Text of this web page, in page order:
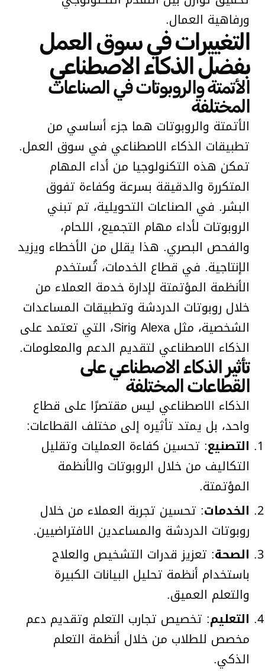
ورفاهية العمال.
التغييرات في سوق العمل
بفضل الذكاء الاصطناعي
الأتمتة والروبوتات في الصناعات
المختلفة
الأتمتة والروبوتات هما جزء أساسي من
تطبيقات الذكاء الاصطناعي في سوق العمل.
تمكن هذه التكنولوجيا من أداء المهام
المتكررة والدقيقة بسرعة وكفاءة تفوق
البشر. في الصناعات التحويلية، تم تبني
الروبوتات لأداء مهام التجميع، اللحام،
والفحص البصري. هذا يقلل من الأخطاء ويزيد
الإنتاجية. في قطاع الخدمات، تُستخدم
الأنظمة المؤتمتة لإدارة خدمة العملاء من
خلال روبوتات الدردشة وتطبيقات المساعدات
الشخصية، مثل Alexa وSiri، التي تعتمد على
الذكاء الاصطناعي لتقديم الدعم والمعلومات.
تأثير الذكاء الاصطناعي على
القطاعات المختلفة
الذكاء الاصطناعي ليس مقتصرًا على قطاع
واحد، بل يمتد تأثيره إلى مختلف القطاعات:
التصنيع: تحسين كفاءة العمليات وتقليل
التكاليف من خلال الروبوتات والأنظمة
المؤتمتة.
الخدمات: تحسين تجربة العملاء من خلال
روبوتات الدردشة والمساعدين الافتراضيين.
الصحة: تعزيز قدرات التشخيص والعلاج
باستخدام أنظمة تحليل البيانات الكبيرة
والتعلم العميق.
التعليم: تخصيص تجارب التعلم وتقديم دعم
مخصص للطلاب من خلال أنظمة التعلم
الذكي.